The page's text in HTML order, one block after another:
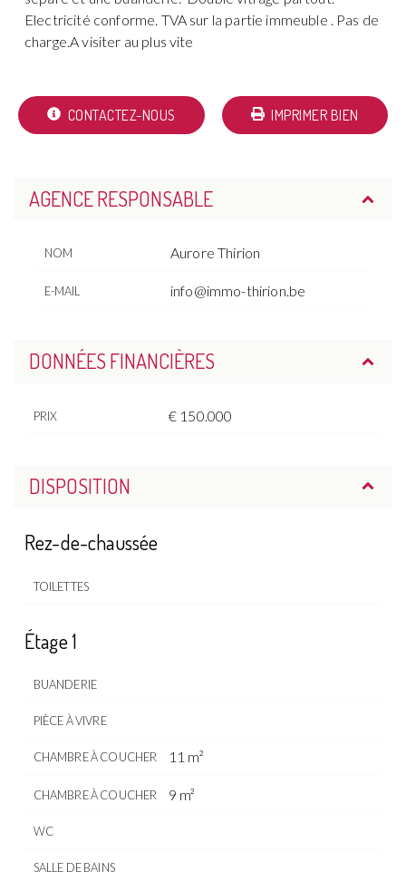
Electricité conforme. TVA sur la partie immeuble . Pas de
charge.A visiter au plus vite
CONTACTEZ-NOUS IMPRIMER BIEN
AGENCE RESPONSABLE
NOM Aurore Thirion
E-MAIL info@immo-thirion.be
DONNÉES FINANCIÈRES
PRIX € 150.000
DISPOSITION
Rez-de-chaussée
TOILETTES
Étage 1
BUANDERIE
PIÈCE À VIVRE
CHAMBRE À COUCHER 11 m²
CHAMBRE À COUCHER 9 m²
WC
SALLE DE BAINS